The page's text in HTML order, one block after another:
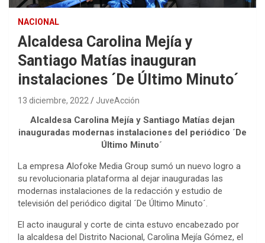
NACIONAL
Alcaldesa Carolina Mejía y
Santiago Matías inauguran
instalaciones ´De Último Minuto´
13 diciembre, 2022 JuveAcción
Alcaldesa Carolina Mejía y Santiago Matías dejan
inauguradas modernas instalaciones del periódico ´De
Último Minuto´
La empresa Alofoke Media Group sumó un nuevo logro a
su revolucionaria plataforma al dejar inauguradas las
modernas instalaciones de la redacción y estudio de
televisión del periódico digital ´De Último Minuto´.
El acto inaugural y corte de cinta estuvo encabezado por
la alcaldesa del Distrito Nacional, Carolina Mejía Gómez, el